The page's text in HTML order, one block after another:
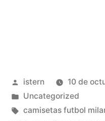
Publicado
por
istern
10 de
Publicado
en
Uncategorized
Etiquetas:
camisetas futbol